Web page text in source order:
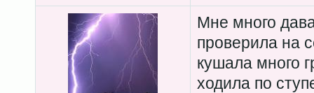
Мне много
проверила на
кушала много
ходила по